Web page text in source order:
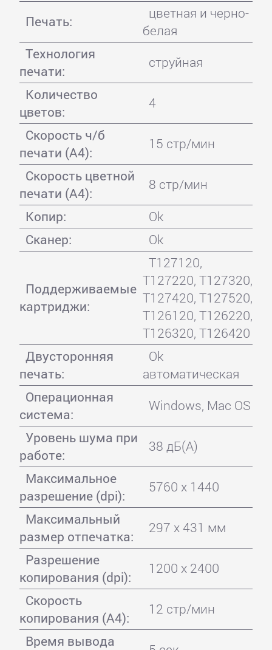
Печать:
цветная и черно-
белая
Технология
печати:
струйная
Количество
цветов:
4
Скорость ч/б
печати (А4):
15 стр/мин
Скорость цветной
печати (А4):
8 стр/мин
Копир:
Ok
Сканер:
Ok
Поддерживаемые
картриджи:
T127120,
T127220, T127320,
T127420, T127520,
T126120, T126220,
T126320, T126420
Двусторонняя
печать:
Ok
автоматическая
Операционная
система:
Windows, Mac OS
Уровень шума при
работе:
38 дБ(А)
Максимальное
разрешение (dpi):
5760 x 1440
Максимальный
размер отпечатка:
297 x 431 мм
Разрешение
копирования (dpi):
1200 x 2400
Скорость
копирования (A4):
12 стр/мин
Время вывода